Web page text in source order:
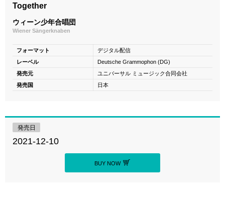
Together
ウィーン少年合唱団
Wiener Sängerknaben
フォーマット
デジタル配信
レーベル
Deutsche Grammophon (DG)
発売元
ユニバーサル ミュージック合同会社
発売国
日本
発売日
2021-12-10
BUY NOW